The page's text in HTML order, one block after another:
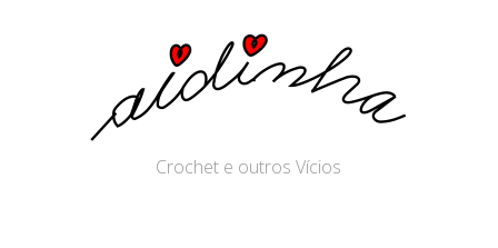
Crochet e outros Vícios